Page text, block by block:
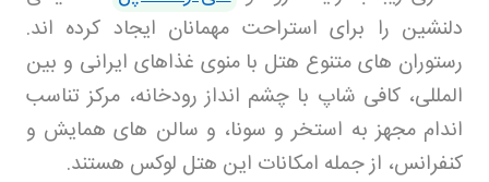
دلنشین را برای استراحت مهمانان ایجاد کرده اند.
رستوران های متنوع هتل با منوی غذاهای ایرانی و بین
المللی، کافی شاپ با چشم انداز رودخانه، مرکز تناسب
اندام مجهز به استخر و سونا، و سالن های همایش و
کنفرانس، از جمله امکانات این هتل لوکس هستند.